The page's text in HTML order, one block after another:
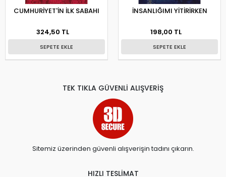
CUMHURİYET'İN İLK SABAHI
324,50 TL
SEPETE EKLE
İNSANLIĞIMI YİTİRİRKEN
198,00 TL
SEPETE EKLE
TEK TIKLA GÜVENLİ ALIŞVERİŞ
Sitemiz üzerinden güvenli alışverişin tadını çıkarın.
HIZLI TESLİMAT